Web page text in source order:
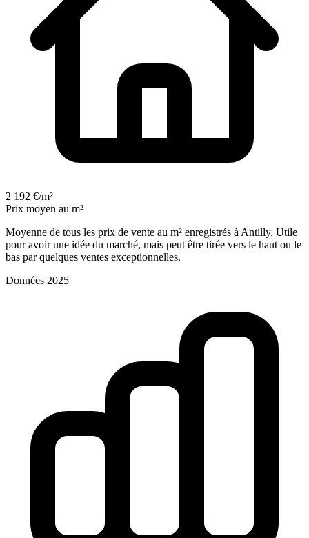
2 192 €/m²
Prix moyen au m²
Moyenne de tous les prix de vente au m² enregistrés à Antilly. Utile
pour avoir une idée du marché, mais peut être tirée vers le haut ou le
bas par quelques ventes exceptionnelles.
Données 2025